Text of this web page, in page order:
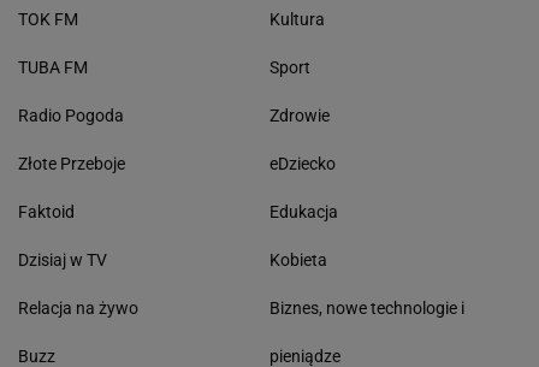
TOK FM
TUBA FM
Radio Pogoda
Złote Przeboje
Faktoid
Dzisiaj w TV
Relacja na żywo
Buzz
Kultura
Sport
Zdrowie
eDziecko
Edukacja
Kobieta
Biznes, nowe technologie i
pieniądze